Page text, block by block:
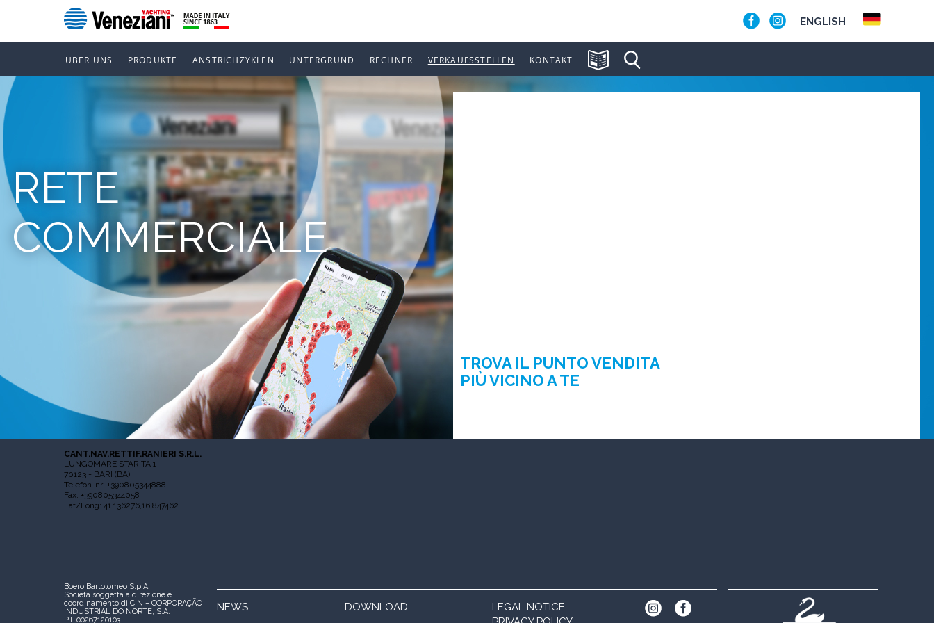
ENGLISH
ÜBER UNS PRODUKTE ANSTRICHZYKLEN UNTERGRUND RECHNER VERKAUFSSTELLEN KONTAKT
RETE
COMMERCIALE
TROVA IL PUNTO VENDITA
PIÙ VICINO A TE
CANT.NAV.RETTIF.RANIERI S.R.L.
LUNGOMARE STARITA 1
70123 - BARI (BA)
Telefon-nr: +390805344888
Fax: +390805344058
Lat/Long: 41.136276,16.847462
Boero Bartolomeo S.p.A.
Società soggetta a direzione e
coordinamento di CIN – CORPORAÇÃO
INDUSTRIAL DO NORTE, S.A.
P.I. 00267120103
NEWS DOWNLOAD
LEGAL NOTICE